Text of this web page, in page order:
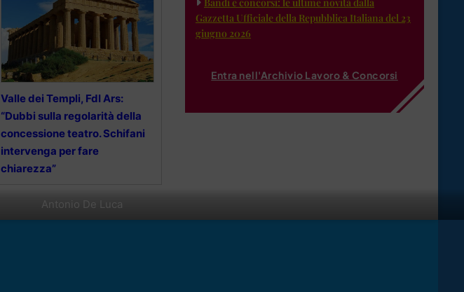
Antonio De Luca
Valle dei Templi, FdI Ars:
“Dubbi sulla regolarità della
concessione teatro. Schifani
intervenga per fare
chiarezza”
Bandi e concorsi: le ultime novità dalla
Gazzetta Ufficiale della Repubblica Italiana del 23
giugno 2026
Entra nell'Archivio Lavoro & Concorsi